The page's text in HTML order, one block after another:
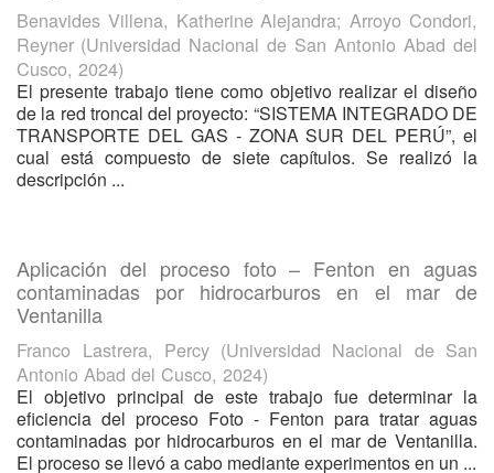
Benavides Villena, Katherine Alejandra;Arroyo Condori,
Reyner (Universidad Nacional de San Antonio Abad del
Cusco, 2024)
El presente trabajo tiene como objetivo realizar el diseño
de la red troncal del proyecto: “SISTEMA INTEGRADO DE
TRANSPORTE DEL GAS - ZONA SUR DEL PERÚ”, el
cual está compuesto de siete capítulos. Se realizó la
descripción ...
Aplicación del proceso foto – Fenton en aguas
contaminadas por hidrocarburos en el mar de
Ventanilla
Franco Lastrera, Percy (Universidad Nacional de San
Antonio Abad del Cusco, 2024)
El objetivo principal de este trabajo fue determinar la
eficiencia del proceso Foto - Fenton para tratar aguas
contaminadas por hidrocarburos en el mar de Ventanilla.
El proceso se llevó a cabo mediante experimentos en un ...